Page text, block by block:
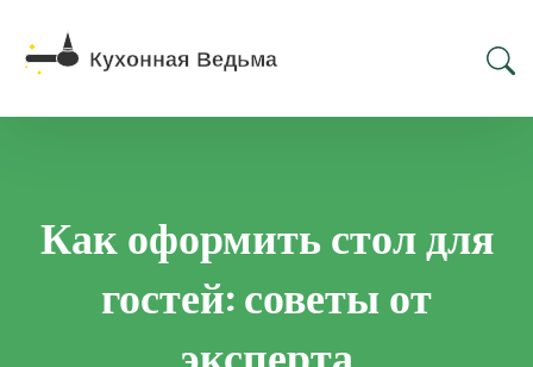
Как оформить стол для
гостей: советы от